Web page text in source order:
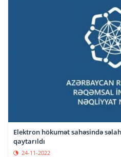
Elektron hökumət sahəsində
qaytarıldı
24-11-2022